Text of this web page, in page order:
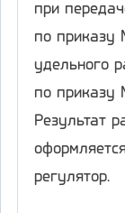
при
по приказу
удельного
по приказу
Результат
регулятор.